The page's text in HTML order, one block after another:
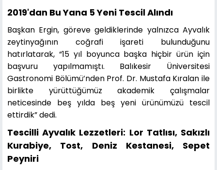
2019'dan Bu Yana 5 Yeni Tescil Alındı
Başkan Ergin, göreve geldiklerinde yalnızca Ayvalık
zeytinyağının coğrafi işareti bulunduğunu
hatırlatarak, “15 yıl boyunca başka hiçbir ürün için
başvuru yapılmamıştı. Balıkesir Üniversitesi
Gastronomi Bölümü’nden Prof. Dr. Mustafa Kıralan ile
birlikte yürüttüğümüz akademik çalışmalar
neticesinde beş yılda beş yeni ürünümüzü tescil
ettirdik” dedi.
Tescilli Ayvalık Lezzetleri: Lor Tatlısı, Sakızlı
Kurabiye, Tost, Deniz Kestanesi, Sepet
Peyniri